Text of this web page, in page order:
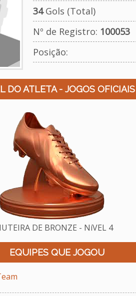
34Gols (Total)
Nº de Registro: 100053
Posição:
DO ATLETA - JOGOS OFICIAIS
DE BRONZE - NíVEL 4
EQUIPES QUE JOGOU